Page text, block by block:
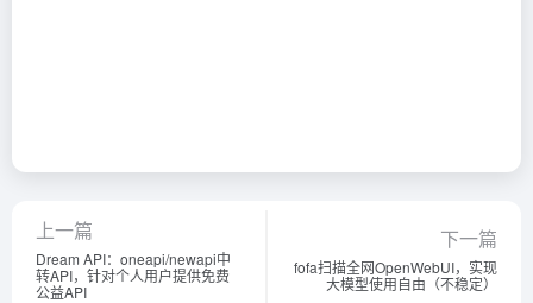
上一篇
Dream API：oneapi/newapi中
转API，针对个人用户提供免费
公益API
下一篇
fofa扫描全网OpenWebUI，实现
大模型使用自由（不稳定）